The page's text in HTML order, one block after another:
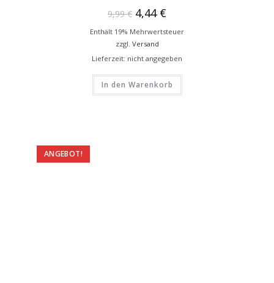
9,99€ 4,44 €
Enthält 19% Mehrwertsteuer
zzgl. Versand
Lieferzeit: nicht angegeben
In den Warenkorb
ANGEBOT!